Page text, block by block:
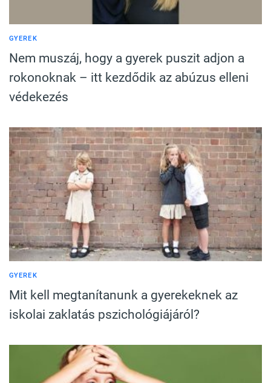
GYEREK
Nem muszáj, hogy a gyerek puszit adjon a
rokonoknak – itt kezdődik az abúzus elleni
védekezés
GYEREK
Mit kell megtanítanunk a gyerekeknek az
iskolai zaklatás pszichológiájáról?